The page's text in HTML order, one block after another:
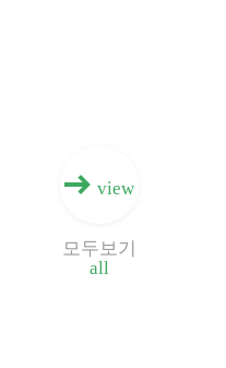
view
all
모두보기